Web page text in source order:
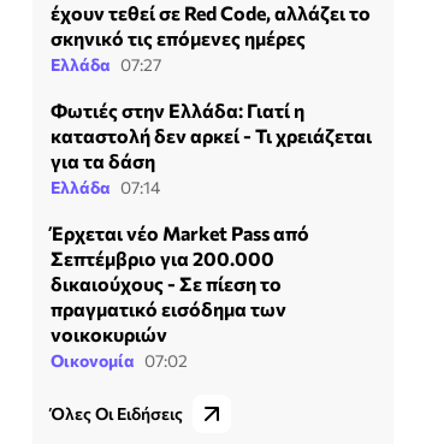
έχουν τεθεί σε Red Code, αλλάζει το
σκηνικό τις επόμενες ημέρες
Ελλάδα 07:27
Φωτιές στην Ελλάδα: Γιατί η
καταστολή δεν αρκεί - Τι χρειάζεται
για τα δάση
Ελλάδα 07:14
Έρχεται νέο Market Pass από
Σεπτέμβριο για 200.000
δικαιούχους - Σε πίεση το
πραγματικό εισόδημα των
νοικοκυριών
Οικονομία 07:02
Όλες Οι Ειδήσεις